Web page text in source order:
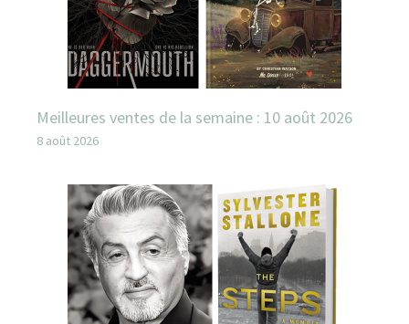
Meilleures ventes de la semaine : 10 août 2026
8 août 2026